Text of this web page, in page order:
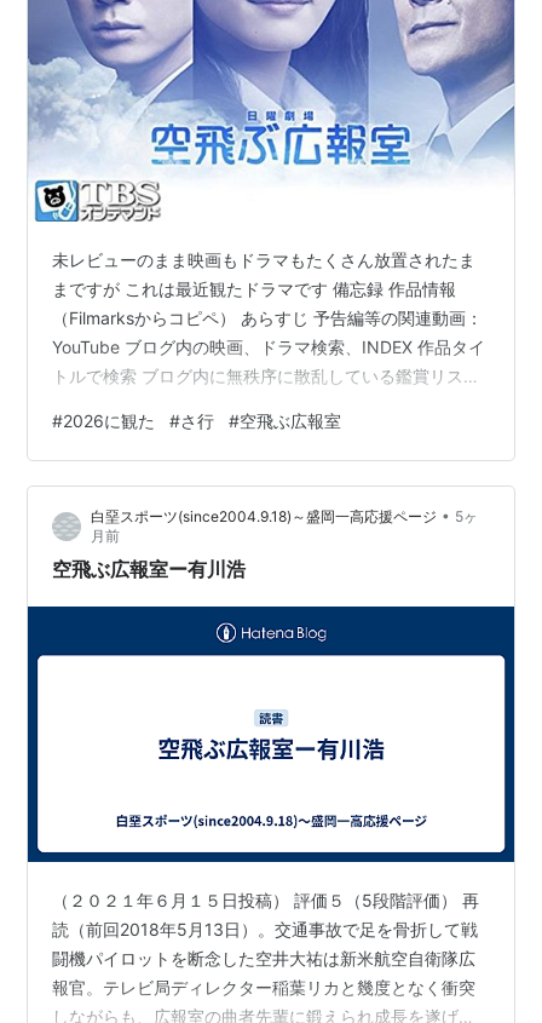
未レビューのまま映画もドラマもたくさん放置されたま
まですが これは最近観たドラマです 備忘録 作品情報
（Filmarksからコピペ） あらすじ 予告編等の関連動画：
YouTube ブログ内の映画、ドラマ検索、INDEX 作品タイ
トルで検索 ブログ内に無秩序に散乱している鑑賞リスト
20123年） Netflixで鑑賞：5/1~2 11エピソード （46〜
68分） 感想： ときどきネタバレあり・・・要注意 何を
見ようかと迷っていた時 予告編を観たら少し記憶が蘇っ
たから リアタイで1話くらいは観ていたのかもしれない
な・・と まあガッキーと…
#2026に観た #さ行 #空飛ぶ広報室
白堊スポーツ(since2004.9.18)～盛岡一高応援ページ • 5ヶ
月前
空飛ぶ広報室ー有川浩
（２０２１年６月１５日投稿） 評価５（5段階評価） 再
読（前回2018年5月13日）。交通事故で足を骨折して戦
闘機パイロットを断念した空井大祐は新米航空自衛隊広
報官。テレビ局ディレクター稲葉リカと幾度となく衝突
しながらも、広報室の曲者先輩に鍛えられ成長を遂げ